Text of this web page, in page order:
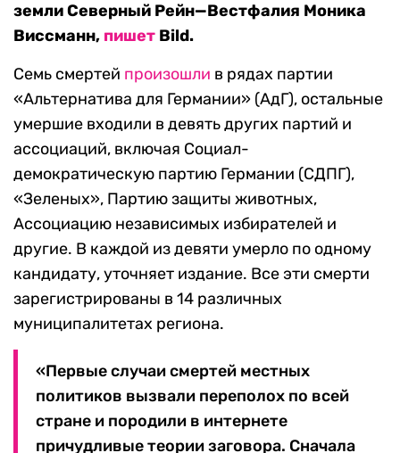
землиСеверный Рейн—Вестфалия Моника
Виссманн, пишет Bild.
Cемь смертей произошли в рядах партии
«Альтернатива для Германии» (АдГ), остальные
умершие входили в девять других партий и
ассоциаций, включая Социал-
демократическую партию Германии (СДПГ),
«Зеленых», Партию защиты животных,
Ассоциацию независимых избирателей и
другие. В каждой из девяти умерло по одному
кандидату, уточняет издание. Все эти смерти
зарегистрированы в 14 различных
муниципалитетах региона.
«Первые случаи смертей местных
политиков вызвали переполох по всей
стране и породили в интернете
причудливые теории заговора. Сначала